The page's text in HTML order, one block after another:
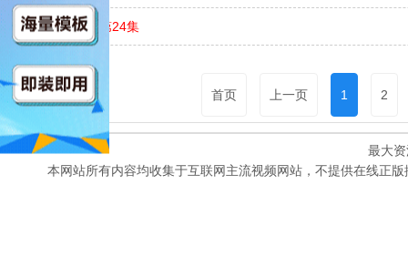
长夜如歌更新第24集
首页 上一页 1 2
最大
本网站所有内容均收集于互联网主流视频网站，不提供在线正